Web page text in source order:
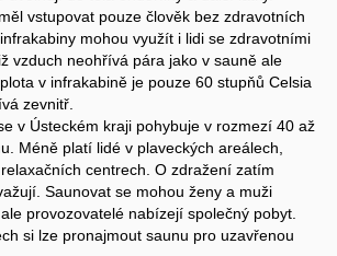
vstupovat pouze člověk bez zdravotních
mohou využít i lidi se zdravotními
vzduch neohřívá pára jako v sauně ale
v infrakabině je pouze 60 stupňů Celsia
zevnitř.
v Ústeckém kraji pohybuje v rozmezí 40 až
Méně platí lidé v plaveckých areálech,
centrech. O zdražení zatím
Saunovat se mohou ženy a muži
provozovatelé nabízejí společný pobyt.
si lze pronajmout saunu pro uzavřenou